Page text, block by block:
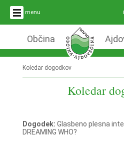
menu
Občina
Koledar dogodkov
Koledar
Dogodek: Glasbeno plesna
DREAMING WHO?